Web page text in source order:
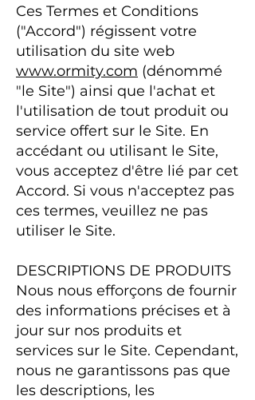
Ces Termes et Conditions
("Accord") régissent votre
utilisation du site web
www.ormity.com (dénommé
"le Site") ainsi que l'achat et
l'utilisation de tout produit ou
service offert sur le Site. En
accédant ou utilisant le Site,
vous acceptez d'être lié par cet
Accord. Si vous n'acceptez pas
ces termes, veuillez ne pas
utiliser le Site.
DESCRIPTIONS DE PRODUITS
Nous nous efforçons de fournir
des informations précises et à
jour sur nos produits et
services sur le Site. Cependant,
nous ne garantissons pas que
les descriptions, les